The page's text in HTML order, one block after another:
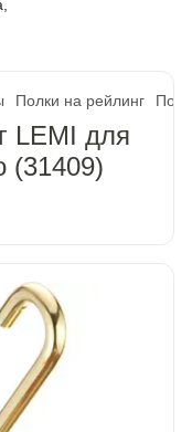
Полки на рейлинг
LEMI для
(31409)